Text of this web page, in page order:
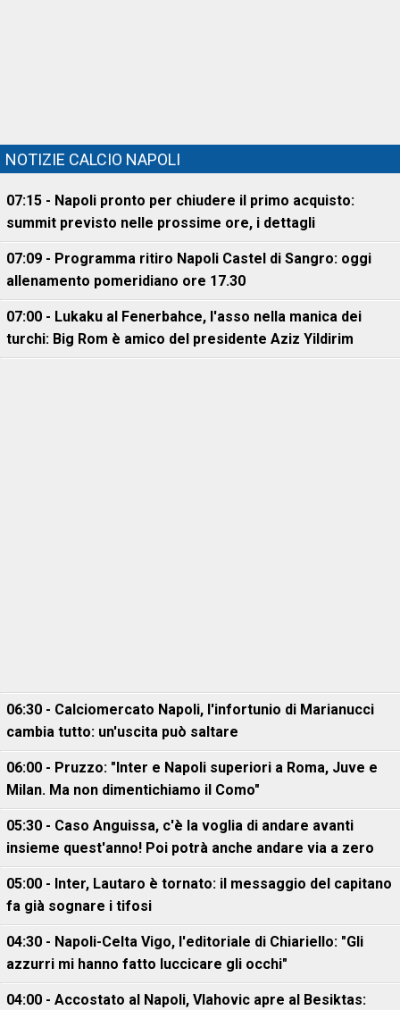
NOTIZIE CALCIO NAPOLI
07:15 - Napoli pronto per chiudere il primo acquisto:
summit previsto nelle prossime ore, i dettagli
07:09 - Programma ritiro Napoli Castel di Sangro: oggi
allenamento pomeridiano ore 17.30
07:00 - Lukaku al Fenerbahce, l'asso nella manica dei
turchi: Big Rom è amico del presidente Aziz Yildirim
06:30 - Calciomercato Napoli, l'infortunio di Marianucci
cambia tutto: un'uscita può saltare
06:00 - Pruzzo: "Inter e Napoli superiori a Roma, Juve e
Milan. Ma non dimentichiamo il Como"
05:30 - Caso Anguissa, c'è la voglia di andare avanti
insieme quest'anno! Poi potrà anche andare via a zero
05:00 - Inter, Lautaro è tornato: il messaggio del capitano
fa già sognare i tifosi
04:30 - Napoli-Celta Vigo, l'editoriale di Chiariello: "Gli
azzurri mi hanno fatto luccicare gli occhi"
04:00 - Accostato al Napoli, Vlahovic apre al Besiktas: